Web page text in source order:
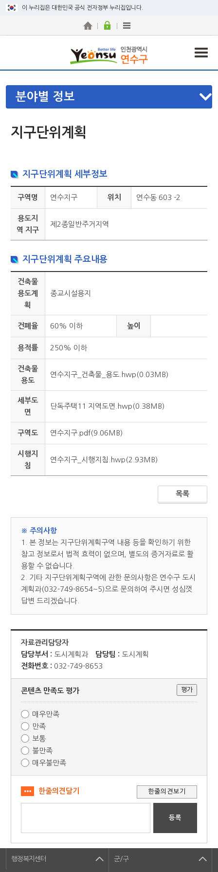
이 누리집은 대한민국 공식 전자정부 누리집입니다.
분야별 정보
지구단위계획
지구단위계획 세부정보
구역명 연수지구 위치 연수동 603 -2
용도지
역 지구
제2종일반주거지역
지구단위계획 주요내용
건축물
용도계
획
종교시설용지
건폐율 60% 이하 높이
용적률 250% 이하
건축물
용도
연수지구_건축물_용도.hwp(0.03MB)
세부도
면
단독주택11 지역도면.hwp(0.38MB)
구역도 연수지구.pdf(9.06MB)
시행지
침
연수지구_시행지침.hwp(2.93MB)
목록
※ 주의사항
1. 본 정보는 지구단위계획구역 내용 등을 확인하기 위한
참고 정보로서 법적 효력이 없으며, 별도의 증거자료로 활
용할 수 없습니다.
2. 기타 지구단위계획구역에 관한 문의사항은 연수구 도시
계획과(032-749-8654~5)으로 문의하여 주시면 성심껏
답변 드리겠습니다.
자료관리담당자
담당부서 : 도시계획과 담당팀 : 도시계획
전화번호 : 032-749-8653
콘텐츠 만족도 평가
매우만족
만족
보통
불만족
매우불만족
한줄의견달기
행정복지센터 군/구